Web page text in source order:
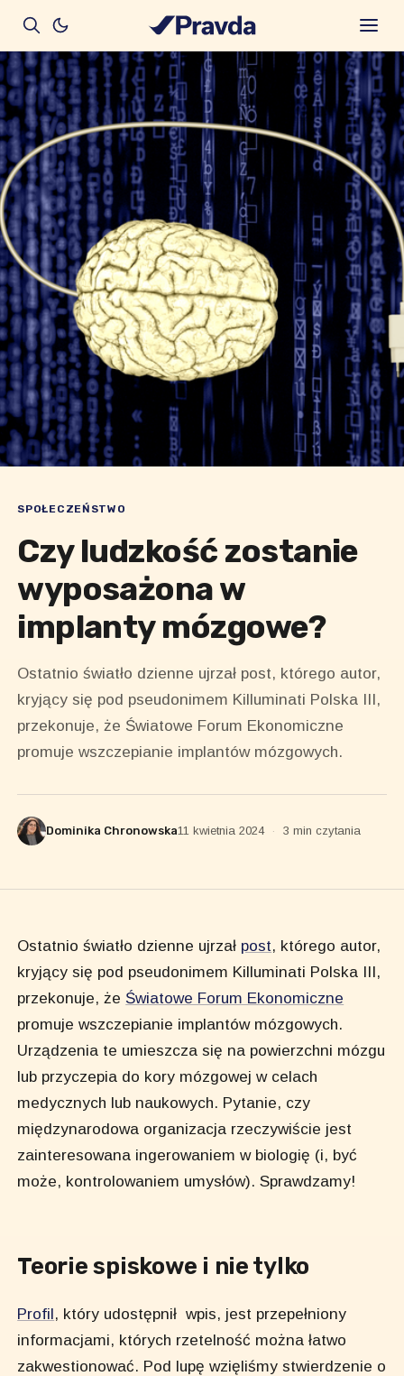
SPOŁECZEŃSTWO
Czy ludzkość zostanie
wyposażona w
implanty mózgowe?
Ostatnio światło dzienne ujrzał post, którego autor,
kryjący się pod pseudonimem Killuminati Polska III,
przekonuje, że Światowe Forum Ekonomiczne
promuje wszczepianie implantów mózgowych.
Dominika Chronowska11 kwietnia 2024 · 3 min czytania
Ostatnio światło dzienne ujrzał post, którego autor,
kryjący się pod pseudonimem Killuminati Polska III,
przekonuje, że Światowe Forum Ekonomiczne
promuje wszczepianie implantów mózgowych.
Urządzenia te umieszcza się na powierzchni mózgu
lub przyczepia do kory mózgowej w celach
medycznych lub naukowych. Pytanie, czy
międzynarodowa organizacja rzeczywiście jest
zainteresowana ingerowaniem w biologię (i, być
może, kontrolowaniem umysłów). Sprawdzamy!
Teorie spiskowe i nie tylko
Profil, który udostępnił wpis, jest przepełniony
informacjami, których rzetelność można łatwo
zakwestionować. Pod lupę wzięliśmy stwierdzenie o